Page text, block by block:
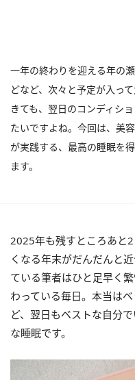
一年の終わりを迎える年の
どなど、次々と予定が入っ
きても、翌日のコンディシ
たいですよね。今回は、美
が実践する、最高の睡眠を
ます。
2025年も残すところあと
くなる年末がだんだんと
ている筆者はひと足早く
わっている毎日。本当は
ど、翌日もベストな自分
な睡眠です。